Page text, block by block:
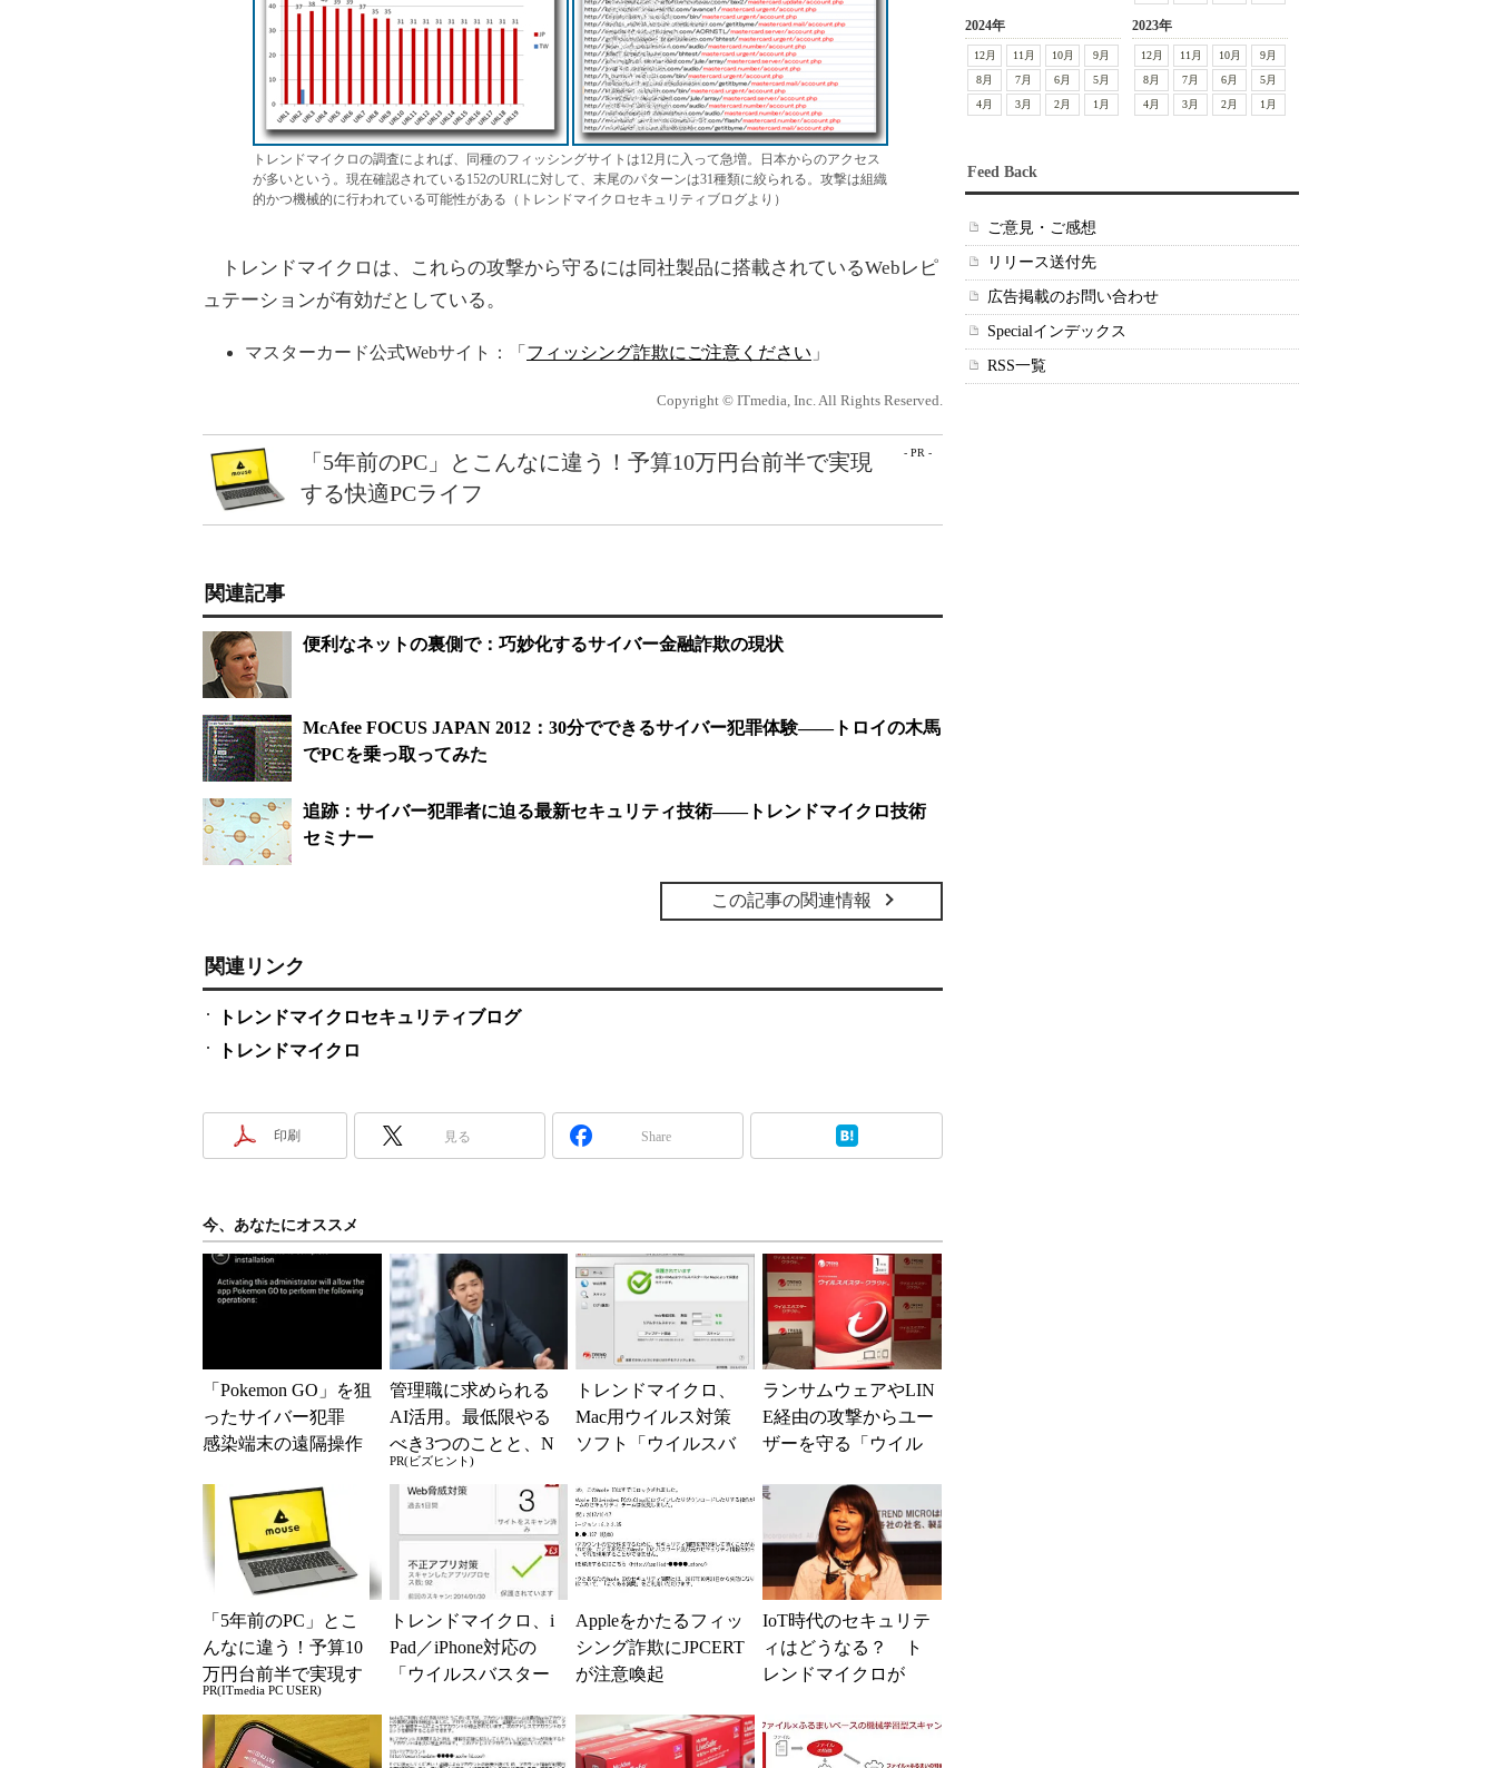
トレンドマイクロの調査によれば、同種のフィッシングサイトは12月に入って急増。日本からのアクセス
が多いという。現在確認されている152のURLに対して、末尾のパターンは31種類に絞られる。攻撃は組織
的かつ機械的に行われている可能性がある（トレンドマイクロセキュリティブログより）
トレンドマイクロは、これらの攻撃から守るには同社製品に搭載されているWebレピ
ュテーションが有効だとしている。
マスターカード公式Webサイト：「 フィッシング詐欺にご注意ください 」
Copyright © ITmedia, Inc. All Rights Reserved.
- PR -
「5年前のPC」とこんなに違う！予算10万円台前半で実現
する快適PCライフ
関連記事
便利なネットの裏側で：巧妙化するサイバー金融詐欺の現状
McAfee FOCUS JAPAN 2012：30分でできるサイバー犯罪体験――トロイの木馬
でPCを乗っ取ってみた
追跡：サイバー犯罪者に迫る最新セキュリティ技術――トレンドマイクロ技術
セミナー
この記事の関連情報
関連リンク
トレンドマイクロセキュリティブログ
トレンドマイクロ
印刷 見る Share
今、あなたにオススメ
「Pokemon GO」を狙
ったサイバー犯罪
感染端末の遠隔操作
管理職に求められる
AI活用。最低限やる
べき3つのことと、N
Gな自己認識
PR(ビズヒント)
トレンドマイクロ、
Mac用ウイルス対策
ソフト「ウイルスバ
台版を発売
ランサムウェアやLIN
E経由の攻撃からユー
ザーを守る「ウイル
「5年前のPC」とこ
んなに違う！予算10
万円台前半で実現す
る快適PCライフ
PR(ITmedia PC USER)
トレンドマイクロ、i
Pad／iPhone対応の
「ウイルスバスター
Appleをかたるフィッ
シング詐欺にJPCERT
が注意喚起
IoT時代のセキュリテ
ィはどうなる？ ト
レンドマイクロが
戦略を発表
2024年
12月 11月 10月
9月
8月
7月 6月
5月
4月
3月 2月 1月
2023年
12月 11月 10月
9月
8月
7月 6月
5月
4月
3月 2月 1月
Feed Back
ご意見・ご感想
リリース送付先
広告掲載のお問い合わせ
Specialインデックス
RSS一覧